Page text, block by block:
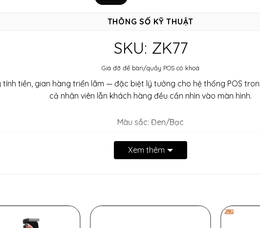
THÔNG SỐ KỸ THUẬT
SKU: ZK77
Giá đỡ để bàn/quầy POS có khoá
tiền, gian hàng triển lãm — đặc biệt lý tưởng cho hệ thống POS
cả nhân viên lẫn khách hàng đều cần nhìn vào màn hình.
Màu sắc: Đen/Bạc
Chất liệu: Hợp kim nhôm/silicone
Bộ sản phẩm gồm: Giá đỡ chữ L, Ngàm kẹp, Khoá và chìa khoá, Vít
đặt máy ở khu vực công cộng hoặc quầy thu ngân.
Xem thêm